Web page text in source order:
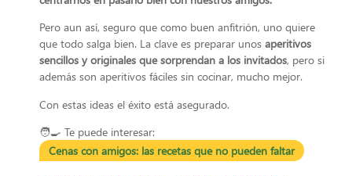
Pero aun así, seguro que como buen anfitrión, uno quiere
que todo salga bien. La clave es preparar unos aperitivos
sencillos y originales que sorprendan a los invitados, pero si
además son aperitivos fáciles sin cocinar, mucho mejor.
Con estas ideas el éxito está asegurado.
🧑‍🍳 Te puede interesar:
Cenas con amigos: las recetas que no pueden faltar